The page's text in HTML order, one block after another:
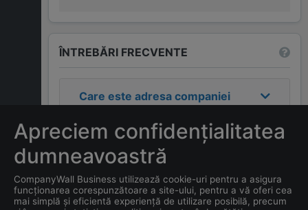
ÎNTREBĂRI FRECVENTE
Care este adresa companiei
Care este contactul
companieiNEMESIS GOLD
SRL?
Apreciem confidențialitatea
dumneavoastră
CompanyWall Business utilizează cookie-uri pentru a asigura
funcționarea corespunzătoare a site-ului, pentru a vă oferi cea
mai simplă și eficientă experiență de utilizare posibilă, precum